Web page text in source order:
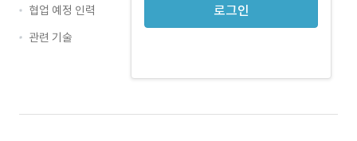
로그인
협업 예정 인력
관련 기술